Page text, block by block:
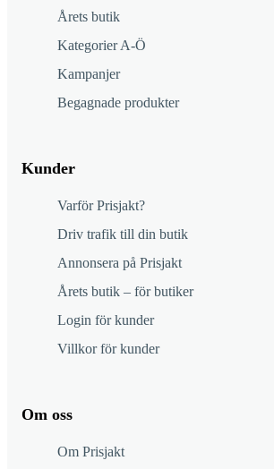
Årets butik
Kategorier A-Ö
Kampanjer
Begagnade produkter
Kunder
Varför Prisjakt?
Driv trafik till din butik
Annonsera på Prisjakt
Årets butik – för butiker
Login för kunder
Villkor för kunder
Om oss
Om Prisjakt